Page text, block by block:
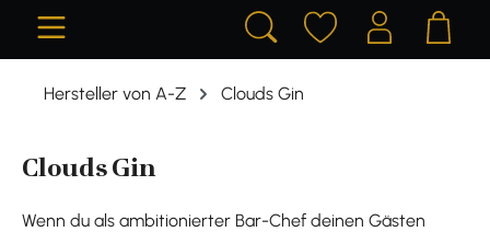
Hersteller von A-Z Clouds Gin
Clouds Gin
Wenn du als ambitionierter Bar-Chef deinen Gästen